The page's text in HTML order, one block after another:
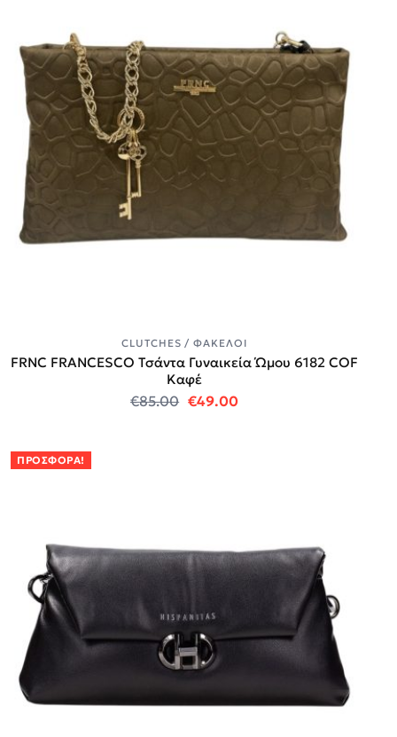
CLUTCHES / ΦΆΚΕΛΟΙ
FRNC FRANCESCO Τσάντα Γυναικεία Ώμου 6182 COF
Καφέ
€85.00 Original price was: €85.00.
€49.00Η τρέχουσα τιμή
ΠΡΟΣΦΟΡΆ!